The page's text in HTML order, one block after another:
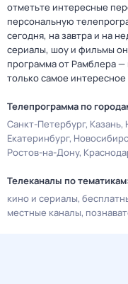
отметьте интересные
персональную
сегодня, на завтра и на
сериалы, шоу и фильмы
программа от Рамблера
только самое
Телепрограмма по
Санкт-Петербург Казань
Екатеринбург
Ростов-на-Дону
Телеканалы по тематикам:
кино и сериалы
местные каналы